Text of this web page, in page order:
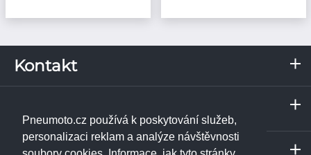
Pneumoto.cz používá k poskytování služeb,
personalizaci reklam a analýze návštěvnosti
Kontakt
373 67Borek u Českých Budějovic
IČ: 02531348
DIČ: CZ02531348
Praha
Janpet - pneuservis
Libušská 230/74
Servis a odběrné místo